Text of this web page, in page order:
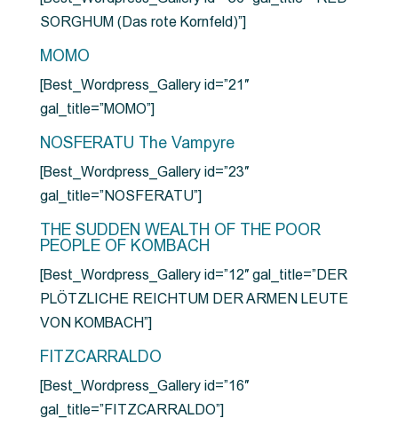
SORGHUM (Das rote Kornfeld)”]
MOMO
[Best_Wordpress_Gallery id=”21″
gal_title=”MOMO”]
NOSFERATU The Vampyre
[Best_Wordpress_Gallery id=”23″
gal_title=”NOSFERATU”]
THE SUDDEN WEALTH OF THE POOR
PEOPLE OF KOMBACH
[Best_Wordpress_Gallery id=”12″ gal_title=”DER
PLÖTZLICHE REICHTUM DER ARMEN LEUTE
VON KOMBACH”]
FITZCARRALDO
[Best_Wordpress_Gallery id=”16″
gal_title=”FITZCARRALDO”]